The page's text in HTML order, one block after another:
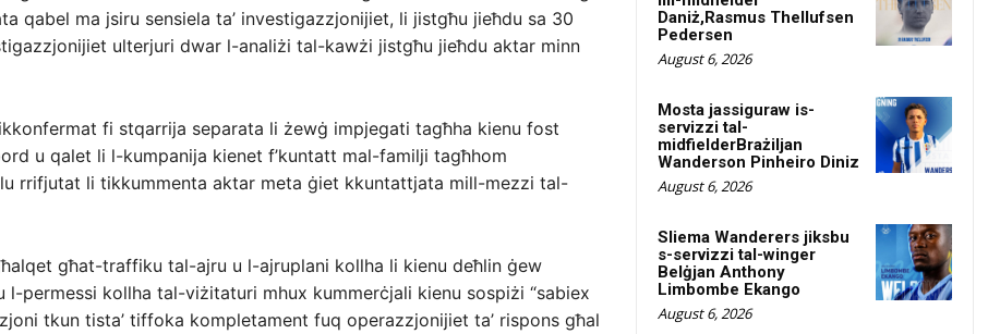
qabel ma jsiru sensiela ta’ investigazzjonijiet, li jistgħu jieħdu sa 30
ulterjuri dwar l-analiżi tal-kawżi jistgħu jieħdu aktar minn
fi stqarrija separata li żewġ impjegati tagħha kienu fost
u qalet li l-kumpanija kienet f’kuntatt mal-familji tagħhom
rrifjutat li tikkummenta aktar meta ġiet kkuntattjata mill-mezzi tal-
għat-traffiku tal-ajru u l-ajruplani kollha li kienu deħlin ġew
l-permessi kollha tal-viżitaturi mhux kummerċjali kienu sospiżi “sabiex
tkun tista’ tiffoka kompletament fuq operazzjonijiet ta’ rispons għal
Daniż,Rasmus Thellufsen
Pedersen
August 6, 2026
Mosta jassiguraw is-
servizzi tal-
midfielderBrażiljan
Wanderson Pinheiro Diniz
August 6, 2026
Sliema Wanderers jiksbu
s-servizzi tal-winger
Belġjan Anthony
Limbombe Ekango
August 6, 2026